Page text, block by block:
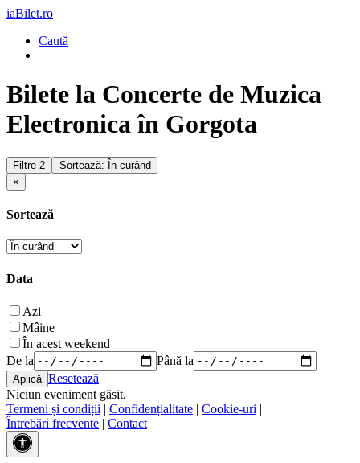
iaBilet.ro
Caută
Bilete la Concerte de Muzica
Electronica în Gorgota
Filtre 2
Sortează: În curând
×
Sortează
Data
Azi
Mâine
În acest weekend
De la
Până la
Resetează
Niciun eveniment găsit.
Termeni și condiții | Confidențialitate | Cookie-uri |
Întrebări frecvente | Contact